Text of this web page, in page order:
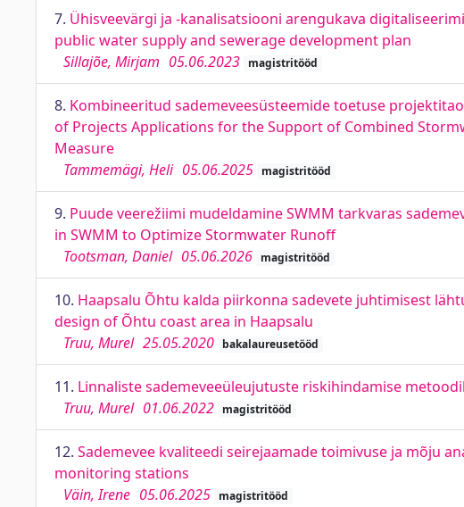
7. Ühisveevärgi ja -kanalisatsiooni arengukava
public water supply and sewerage development plan
Sillajõe, Mirjam 05.06.2023 magistritööd
8. Kombineeritud sademeveesüsteemide toetuse
of Projects Applications for the Support of Combined
Measure
Tammemägi, Heli 05.06.2025 magistritööd
9. Puude veerežiimi mudeldamine SWMM tarkvaras
in SWMM to Optimize Stormwater Runoff
Tootsman, Daniel 05.06.2026 magistritööd
10. Haapsalu Õhtu kalda piirkonna sadevete juhtimisest
design of Õhtu coast area in Haapsalu
Truu, Murel 25.05.2020 bakalaureusetööd
11. Linnaliste sademeveeüleujutuste riskihindamise
Truu, Murel 01.06.2022 magistritööd
12. Sademevee kvaliteedi seirejaamade toimivuse ja mõju
monitoring stations
Väin, Irene 05.06.2025 magistritööd